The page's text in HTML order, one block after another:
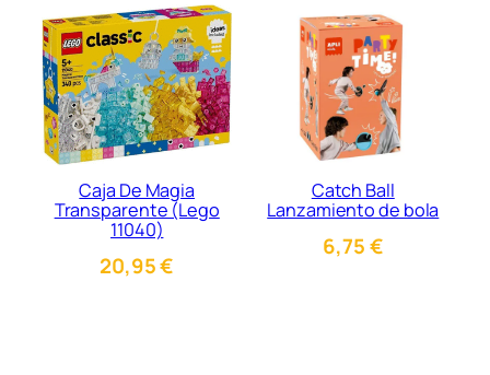
Caja De Magia
Transparente (Lego
11040)
20,95€
Catch Ball
Lanzamiento de bola
6,75€